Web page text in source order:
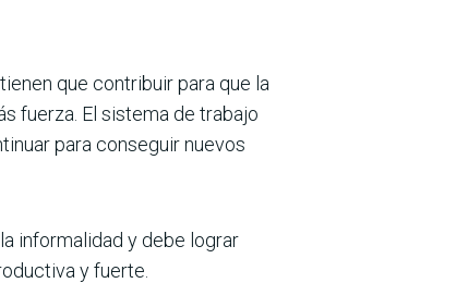
que contribuir para que la
fuerza. El sistema de trabajo
para conseguir nuevos
informalidad y debe lograr
y fuerte.